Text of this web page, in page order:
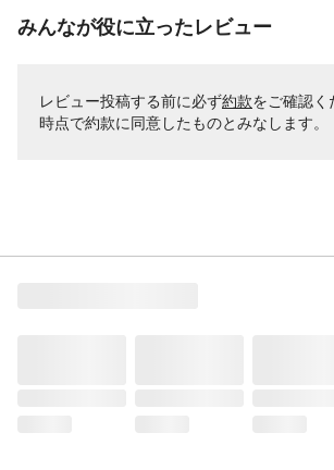
みんなが役に立ったレビュー
レビュー投稿する前に必ず約款をご確認く
時点で約款に同意したものとみなします。